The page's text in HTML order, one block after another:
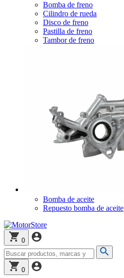
Bomba de freno
Cilindro de rueda
Disco de freno
Pastilla de freno
Tambor de freno
Bomba de aceite
Repuesto bomba de aceite
0
0